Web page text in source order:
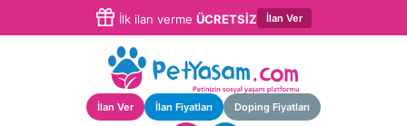
İlk ilan verme ÜCRETSİZ İlan Ver
İlan Ver İlan Fiyatları Doping Fiyatları